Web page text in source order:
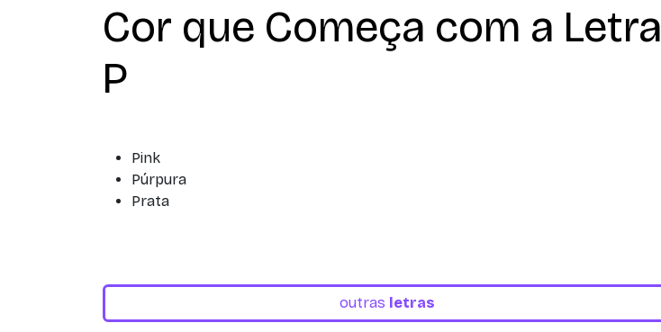
Cor que Começa com a Letra
P
Pink
Púrpura
Prata
outras letras